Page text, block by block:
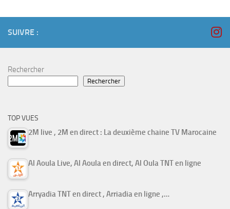
SUIVRE :
Rechercher
Rechercher
TOP VUES
2M live , 2M en direct : La deuxième chaine TV Marocaine
Al Aoula Live, Al Aoula en direct, Al Oula TNT en ligne
Arryadia TNT en direct , Arriadia en ligne ,…